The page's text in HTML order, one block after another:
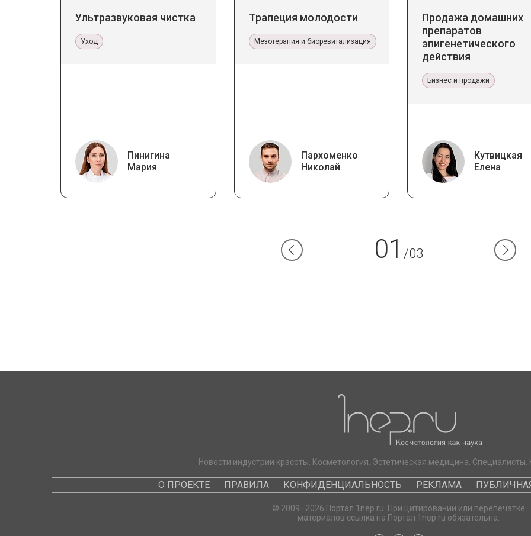
Ультразвуковая чистка
Уход
Пинигина
Мария
Трапеция молодости
Мезотерапия и биоревитализация
Пархоменко
Николай
Продажа домашних
препаратов
эпигенетического
действия
Бизнес и продажи
Кутвицкая
Елена
01 /03
Новости индустрии красоты. Косметология. Эстетическая медицина.
О ПРОЕКТЕ ПРАВИЛА КОНФИДЕНЦИАЛЬНОСТЬ РЕКЛАМА
© 2009–2026 Портал 1nep.ru. При цитировании или перепечатке
материалов ссылка на Портал 1nep.ru обязательна.